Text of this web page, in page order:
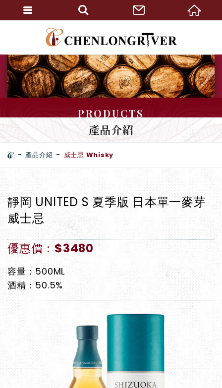
PRODUCTS
產品介紹
產品介紹 威士忌 Whisky
靜岡 UNITED S 夏季版 日本單一麥芽
威士忌
優惠價：$3480
容量：500ML
酒精：50.5%